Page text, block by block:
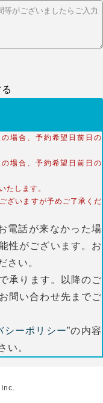
場合、予約希望日前日の
場合、予約希望日前日の
たします。
ざいますが予めご了承くだ
電話が来なかった場
性がございます。お
さい。
承ります。以降のご
問い合わせ先までご
シーポリシー”の内容
い。